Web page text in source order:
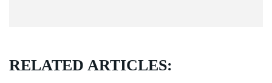
RELATED ARTICLES: